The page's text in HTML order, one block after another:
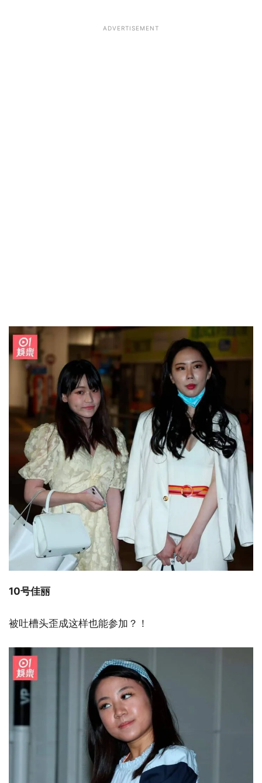
ADVERTISEMENT
10号佳丽
被吐槽头歪成这样也能参加？！